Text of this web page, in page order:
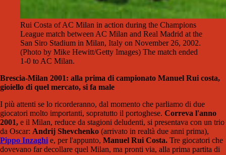
Rui Costa of AC Milan in action during the Champions
League match between AC Milan and Real Madrid at the
San Siro Stadium in Milan, Italy on November 26, 2002.
(Photo by Mike Hewitt/Getty Images) The match ended
1-0 to AC Milan.
Brescia-Milan 2001: alla prima di campionato Manuel Rui costa,
gioiello di quel mercato, si fa male
I più attenti se lo ricorderanno, dal momento che parliamo di due
giocatori molto importanti, sopratutto il portoghese. Correva l'anno
2001, e il Milan, reduce da stagioni deludenti, si presentava con un trio
da Oscar: Andrij Shevchenko (arrivato in realtà due anni prima),
Pippo Inzaghi e, per l'appunto, Manuel Rui Costa. Tre giocatori che
dovevano far decollare quel Milan, ma pronti via, alla prima partita di